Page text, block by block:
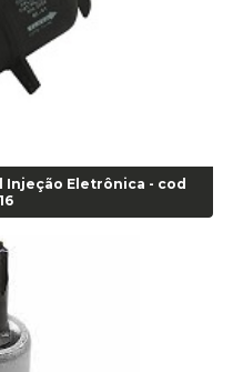
8134 Gedore - Cod 02008
- Cod 03113
- Cod 00517
00519
- Cod 01465
- Cod 01466
- Cod 01467
- Cod 01335
Injeção Eletrônica - cod